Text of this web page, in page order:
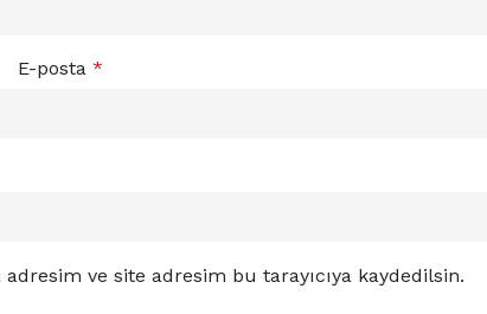
E-posta*
ve site adresim bu tarayıcıya kaydedilsin.